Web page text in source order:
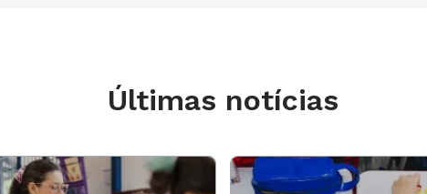
Últimas notícias